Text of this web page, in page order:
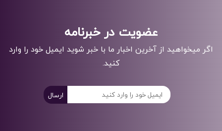
عضویت در خبرنامه
اگر میخواهید از آخرین اخبار ما با خبر شوید ایمیل خود را وارد
کنید.
ارسال